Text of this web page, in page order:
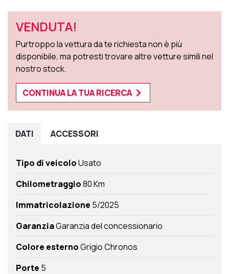
VENDUTA!
Purtroppo la vettura da te richiesta non è più
disponibile, ma potresti trovare altre vetture simili nel
nostro stock.
CONTINUA LA TUA RICERCA
DATI ACCESSORI
Tipo di veicoloUsato
Chilometraggio80 Km
Immatricolazione 5/2025
GaranziaGaranzia del concessionario
Colore esternoGrigio Chronos
Porte 5